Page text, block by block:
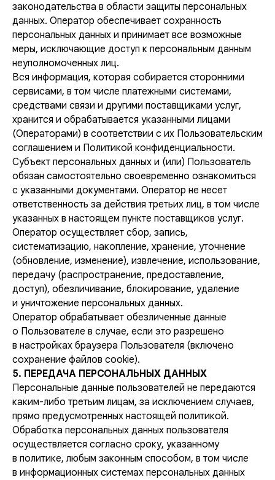
законодательства в области защиты персональных
данных. Оператор обеспечивает сохранность
персональных данных и принимает все возможные
меры, исключающие доступ к персональным данным
неуполномоченных лиц.
Вся информация, которая собирается сторонними
сервисами, в том числе платежными системами,
средствами связи и другими поставщиками услуг,
хранится и обрабатывается указанными лицами
(Операторами) в соответствии с их Пользовательским
соглашением и Политикой конфиденциальности.
Субъект персональных данных и (или) Пользователь
обязан самостоятельно своевременно ознакомиться
с указанными документами. Оператор не несет
ответственность за действия третьих лиц, в том числе
указанных в настоящем пункте поставщиков услуг.
Оператор осуществляет сбор, запись,
систематизацию, накопление, хранение, уточнение
(обновление, изменение), извлечение, использование,
передачу (распространение, предоставление,
доступ), обезличивание, блокирование, удаление
и уничтожение персональных данных.
Оператор обрабатывает обезличенные данные
о Пользователе в случае, если это разрешено
в настройках браузера Пользователя (включено
сохранение файлов cookie).
5. ПЕРЕДАЧА ПЕРСОНАЛЬНЫХ ДАННЫХ
Персональные данные пользователей не передаются
каким-либо третьим лицам, за исключением случаев,
прямо предусмотренных настоящей политикой.
Обработка персональных данных пользователя
осуществляется согласно сроку, указанному
в политике, любым законным способом, в том числе
в информационных системах персональных данных